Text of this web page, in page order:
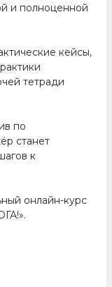
и полноценной
кейсы,
тетради
по
станет
к
онлайн-курс